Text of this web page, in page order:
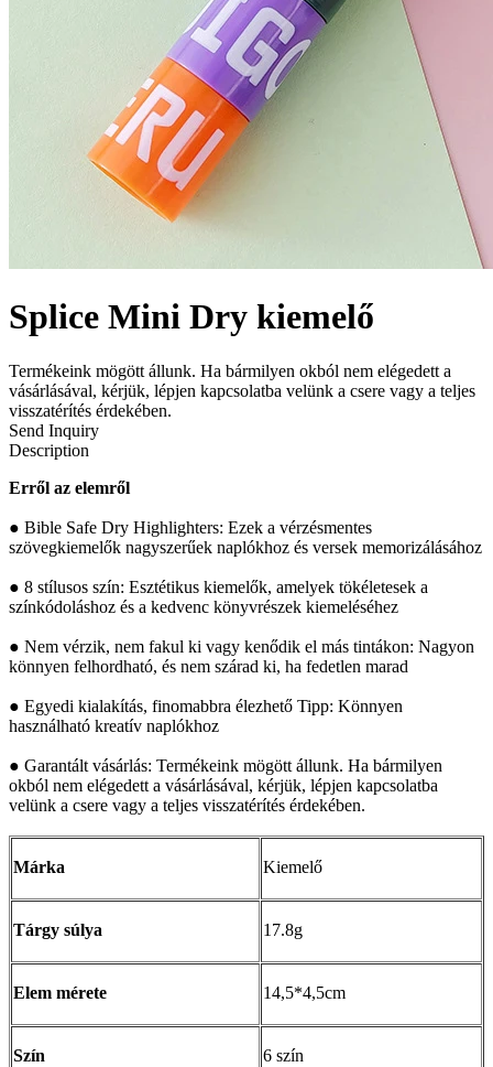
Splice Mini Dry kiemelő
Termékeink mögött állunk. Ha bármilyen okból nem elégedett a
vásárlásával, kérjük, lépjen kapcsolatba velünk a csere vagy a teljes
visszatérítés érdekében.
Send Inquiry
Description
Erről az elemről
● Bible Safe Dry Highlighters: Ezek a vérzésmentes
szövegkiemelők nagyszerűek naplókhoz és versek memorizálásához
● 8 stílusos szín: Esztétikus kiemelők, amelyek tökéletesek a
színkódoláshoz és a kedvenc könyvrészek kiemeléséhez
● Nem vérzik, nem fakul ki vagy kenődik el más tintákon: Nagyon
könnyen felhordható, és nem szárad ki, ha fedetlen marad
● Egyedi kialakítás, finomabbra élezhető Tipp: Könnyen
használható kreatív naplókhoz
● Garantált vásárlás: Termékeink mögött állunk. Ha bármilyen
okból nem elégedett a vásárlásával, kérjük, lépjen kapcsolatba
velünk a csere vagy a teljes visszatérítés érdekében.
Márka Kiemelő
Tárgy súlya 17.8g
Elem mérete 14,5*4,5cm
Szín 6 szín